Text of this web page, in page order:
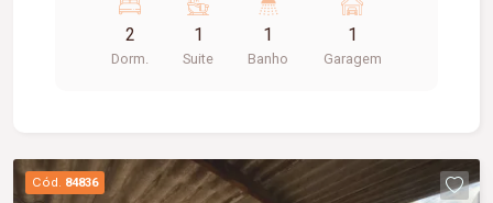
social com box e armário, elevador privativo, 01
vaga de garagem, portaria 24 horas,
brinquedoteca, salão de festas.
2
Dorm.
1
Suite
1
Banho
1
Garagem
Cód. 84836